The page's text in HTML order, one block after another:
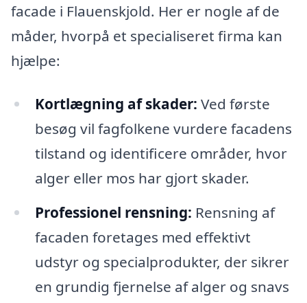
facade i Flauenskjold. Her er nogle af de
måder, hvorpå et specialiseret firma kan
hjælpe:
Kortlægning af skader: Ved første
besøg vil fagfolkene vurdere facadens
tilstand og identificere områder, hvor
alger eller mos har gjort skader.
Professionel rensning: Rensning af
facaden foretages med effektivt
udstyr og specialprodukter, der sikrer
en grundig fjernelse af alger og snavs